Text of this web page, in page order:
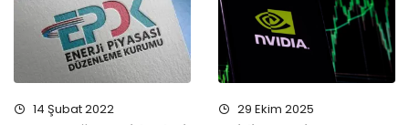
14 Şubat 2022 29 Ekim 2025